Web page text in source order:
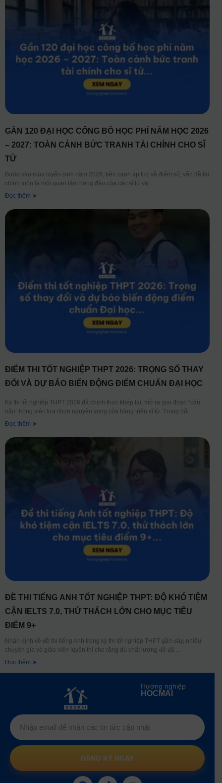
GẦN 120 ĐẠI HỌC CÔNG BỐ HỌC PHÍ NĂM HỌC 2026
– 2027: TOÀN CẢNH BỨC TRANH TÀI CHÍNH CHO SĨ
TỬ
Bước vào mùa tuyển sinh năm 2026, bên cạnh áp lực về điểm số, vấn đề tài
chính luôn là mối quan tâm hàng đầu của các sĩ tử và
Đọc thêm ➤
ĐIỂM THI TỐT NGHIỆP THPT 2026: TRỌNG SỐ THAY
ĐỔI VÀ DỰ BÁO BIẾN ĐỘNG ĐIỂM CHUẨN ĐẠI HỌC
Kỳ thi tốt nghiệp THPT 2026 đã chính thức khép lại, mở ra giai đoạn “cân
não” trong việc lựa chọn nguyện vọng của hàng triệu sĩ tử. Trong bối
Đọc thêm ➤
ĐỀ THI TIẾNG ANH TỐT NGHIỆP THPT: ĐỘ KHÓ TIỆM
CẬN IELTS 7.0, THỬ THÁCH LỚN CHO MỤC TIÊU
ĐIỂM 9+
Nhận định về đề thi tiếng Anh trong kỳ thi tốt nghiệp THPT gần đây, nhiều
chuyên gia và giáo viên luyện thi cho rằng dù chất lượng đề đã
Đọc thêm ➤
Hướng nghiệp
HOCMAI
ĐĂNG KÝ NGAY